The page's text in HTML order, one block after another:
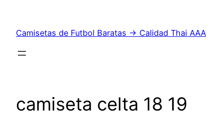
contenido
Camisetas de Futbol Baratas → Calidad Thai AAA
camiseta celta 18 19